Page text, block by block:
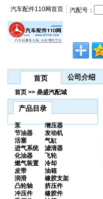
汽车配件110网首页 汽配号：
首页 公司介绍
首页 >> 鼎盛汽配城
产品目录
泵
增压器
节油器
发动机
活塞
气缸
进气系统
滤清器
化油器
飞轮
燃气装置
冷却
皮带
油箱
润滑
橡胶支架
凸轮轴
挤压件
冲压件
橡胶件